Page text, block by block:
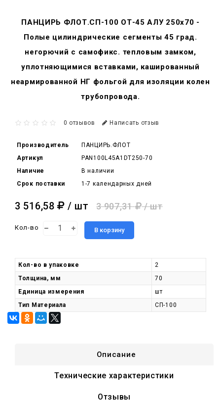
ПАНЦИРЬ ФЛОТ.СП-100 ОТ-45 АЛУ 250x70 -
Полые цилиндрические сегменты 45 град.
негорючий c самофикс. тепловым замком,
уплотняющимися вставками, кашированный
неармированной НГ фольгой для изоляции колен
трубопровода.
0 отзывов Написать отзыв
Производитель
ПАНЦИРЬ.ФЛОТ
Артикул
PAN100L45A1DT250-70
Наличие
В наличии
Срок поставки
1-7 календарных дней
3 516,58 / шт 3 907,31 / шт
Кол-во В корзину
Кол-во в упаковке
2
Толщина, мм
70
Единица измерения
шт
Тип Материала
СП-100
Описание
Технические характеристики
Отзывы